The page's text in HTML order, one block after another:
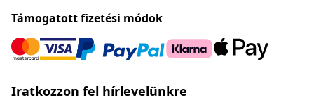
Támogatott fizetési módok
Iratkozzon fel hírlevelünkre